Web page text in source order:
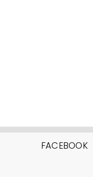
FACEBOOK